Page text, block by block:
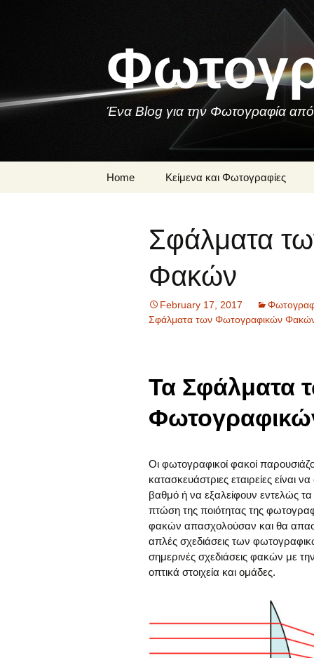
Ένα Blog για την Φωτογραφία από
Home Κείμενα και Φωτογραφίες
Ποιήματα και
Τραγούδια για τη
Σφάλματα
Φακών
February 17, 2017
Σφάλματα των Φωτογραφικών
Τα Σφάλματα
Οι φωτογραφικοί φακοί
κατασκευάστριες εταιρείες
βαθμό ή να εξαλείφουν εντελώς
πτώση της ποιότητας της
φακών απασχολούσαν και θα
απλές σχεδιάσεις των
σημερινές σχεδιάσεις φακών με
οπτικά στοιχεία και ομάδες.